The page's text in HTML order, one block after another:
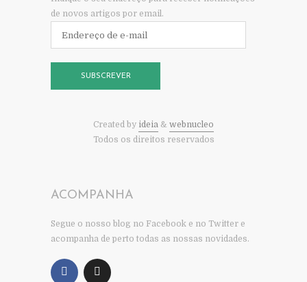
de novos artigos por email.
SUBSCREVER
Created by ideia & webnucleo
Todos os direitos reservados
ACOMPANHA
Segue o nosso blog no Facebook e no Twitter e
acompanha de perto todas as nossas novidades.